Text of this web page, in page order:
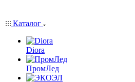
Каталог
Diora
ПромЛед